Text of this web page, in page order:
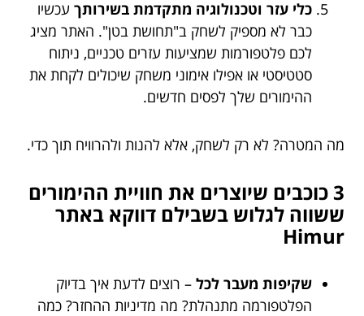
כלי עזר וטכנולוגיה מתקדמת בשירותך עכשיו
כבר לא מספיק לשחק ב"תחושת בטן". האתר מציג
לכם פלטפורמות שמציעות עזרים טכניים, ניתוח
סטטיסטי או אפילו אימוני משחק שיכולים לקחת את
ההימורים שלך לפסים חדשים.
מה המטרה? לא רק לשחק, אלא להנות ולהרוויח תוך כדי.
3 כוכבים שיוצרים את חוויית ההימורים
ששווה לגלוש בשבילם דווקא באתר
Himur
שקיפות מעבר לכל – רוצים לדעת איך בדיוק
הפלטפורמה מתנהלת? מה מדיניות ההחזר? כמה